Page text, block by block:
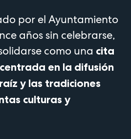
por el Ayuntamiento
años sin celebrarse,
como una cita
en la difusión
y las tradiciones
culturas y